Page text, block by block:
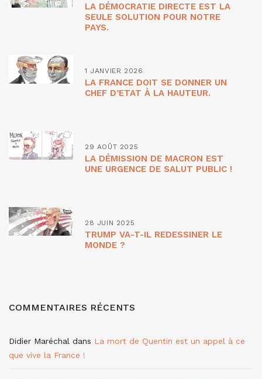
LA DÉMOCRATIE DIRECTE EST LA
SEULE SOLUTION POUR NOTRE
PAYS.
1 JANVIER 2026
LA FRANCE DOIT SE DONNER UN
CHEF D’ETAT À LA HAUTEUR.
29 AOÛT 2025
LA DÉMISSION DE MACRON EST
UNE URGENCE DE SALUT PUBLIC !
28 JUIN 2025
TRUMP VA-T-IL REDESSINER LE
MONDE ?
COMMENTAIRES RÉCENTS
Didier Maréchal dans La mort de Quentin est un appel à ce
que vive la France !